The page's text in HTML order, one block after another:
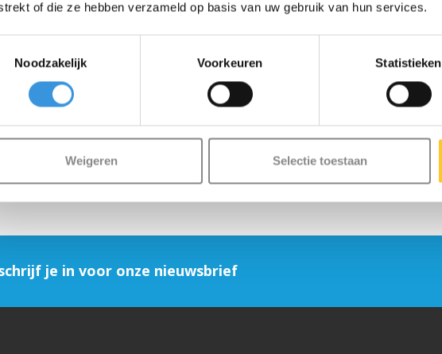
of die ze hebben verzameld op basis van uw gebruik van hun services.
Noodzakelijk
Voorkeuren Statistieken
Weigeren Selectie toestaan
van mijn Maxi Pro step?
gezien) heeft een bout die met de klok mee losdraait.
in het inbusgat. Het rechterwiel heeft een normaal
aan de achterzijde van het wiel en gebruik voor
moersleutel om de bout los te draaien. Zie ook de foto
je in voor onze nieuwsbrief